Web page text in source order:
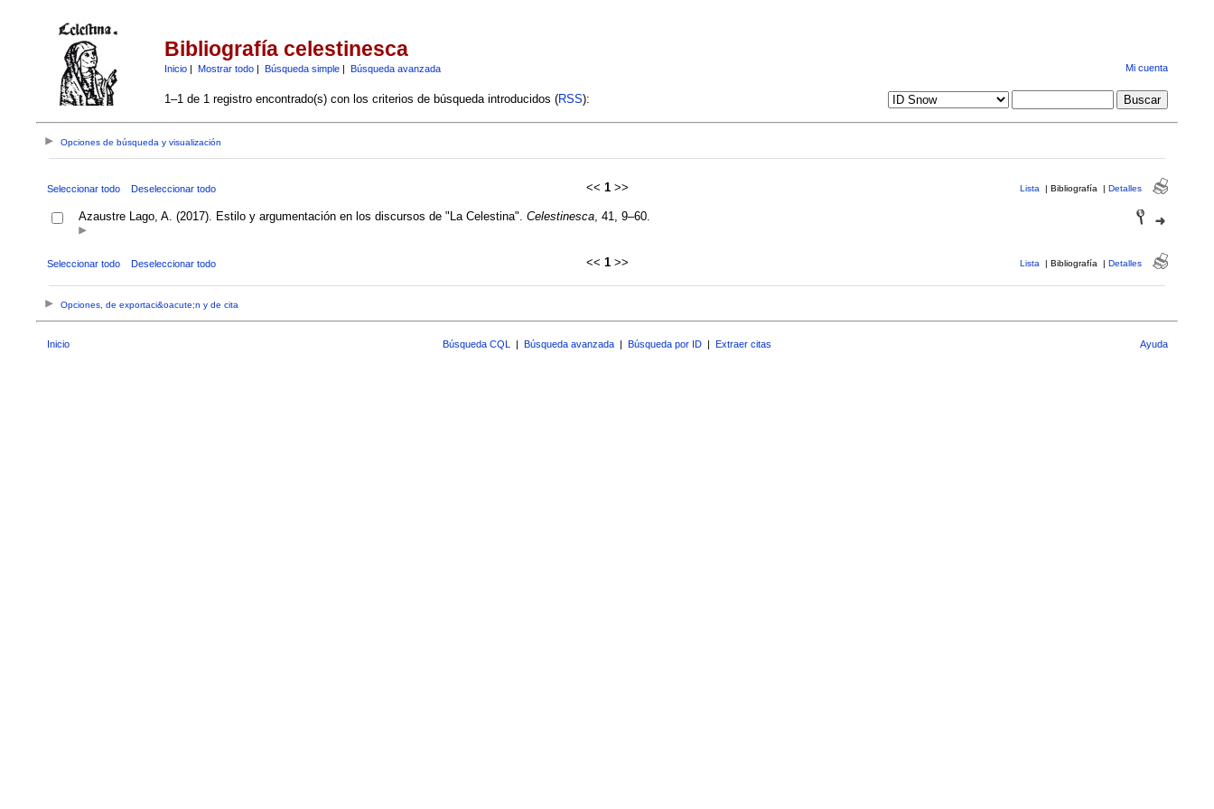
Bibliografía celestinesca
Inicio| Mostrar todo| Búsqueda simple| Búsqueda avanzada Mi cuenta
1–1 de 1 registro encontrado(s) con los criterios de búsqueda introducidos (RSS):
Opciones de búsqueda y visualización
Seleccionar todo Deseleccionar todo << 1>> Lista | Bibliografía | Detalles
Azaustre Lago, A. (2017). Estilo y argumentación en los discursos de "La Celestina". Celestinesca, 41, 9–60.
Seleccionar todo Deseleccionar todo << 1>> Lista | Bibliografía | Detalles
Opciones, de exportaci&oacute;n y de cita
Inicio Búsqueda CQL | Búsqueda avanzada | Búsqueda por ID | Extraer citas Ayuda